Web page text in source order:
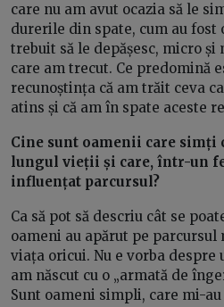
care nu am avut ocazia să le
durerile din spate, cum au fost
trebuit să le depășesc, micro
care am trecut. Ce predomină
recunoștința că am trăit ceva
atins și că am în spate aceste
Cine sunt oamenii care simți
lungul vieții și care, într-un
influențat parcursul?
Ca să pot să descriu cât se
oameni au apărut pe parcursul
viața oricui. Nu e vorba despre
am născut cu o „armată de
Sunt oameni simpli, care mi-